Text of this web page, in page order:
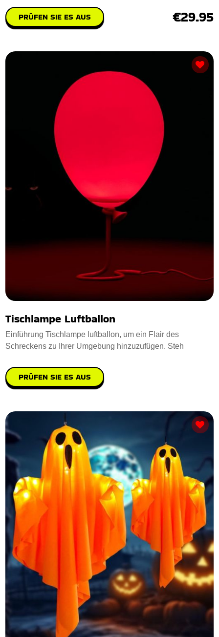
PRÜFEN SIE ES AUS €29.95
Tischlampe Luftballon
Einführung Tischlampe luftballon, um ein Flair des
Schreckens zu Ihrer Umgebung hinzuzufügen. Steh
PRÜFEN SIE ES AUS